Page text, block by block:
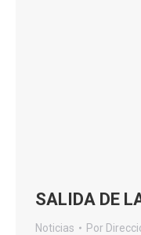
SALIDA DE
Noticias Por